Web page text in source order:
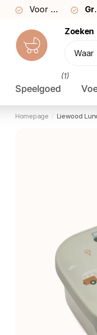
Voor 23:59 Gratis
Zoeken
Speelgoed
(1)
Homepage Liewood